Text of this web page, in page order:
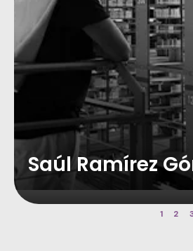
Saúl Ramírez
1 2